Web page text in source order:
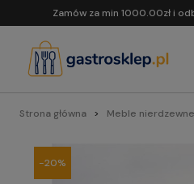
Zamów za min 1000.00zł i
Strona główna Meble nierdzewne
-20%